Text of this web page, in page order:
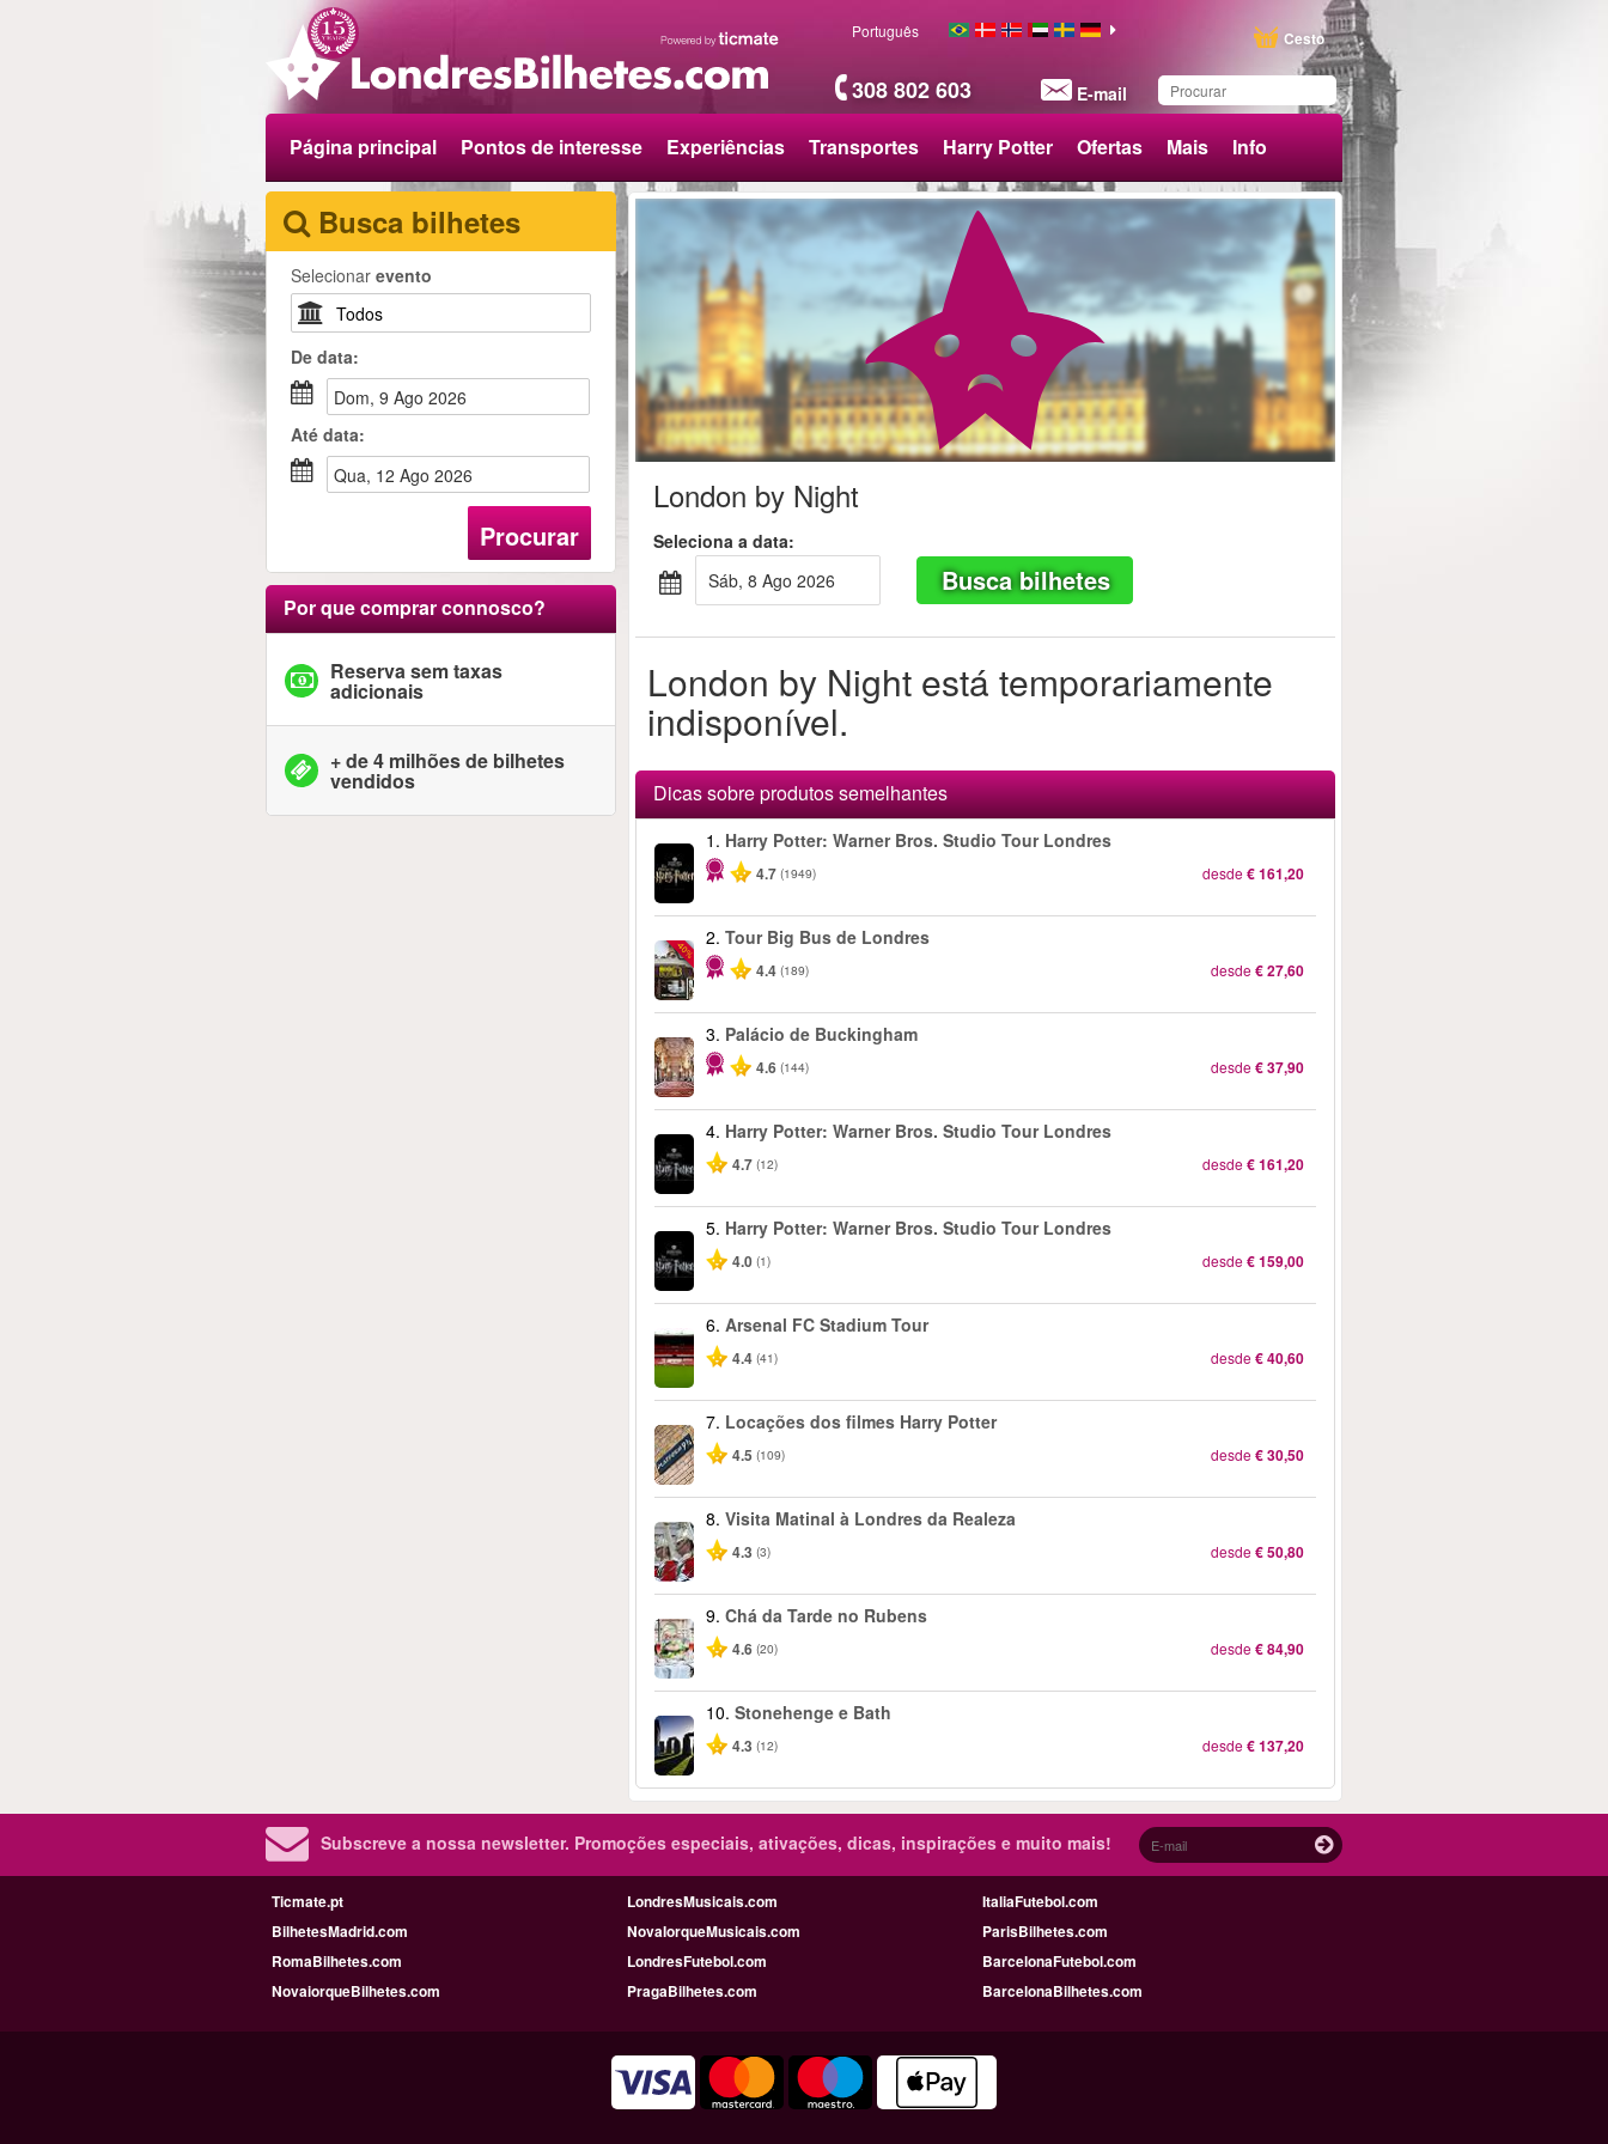
308 802 603 E-mail
Cesto
Português
Página principal Pontos de interesse Experiências Transportes Harry Potter Ofertas Mais Info
Produto salvo na lista de
favoritos
Busca bilhetes
Selecionar evento
De data:
Dom, 9 Ago 2026
Até data:
Qua, 12 Ago 2026
Procurar
Por que comprar connosco?
Reserva sem taxas
adicionais
+ de 4 milhões de bilhetes
vendidos
London by Night
Seleciona a data:
Sáb, 8 Ago 2026
Busca bilhetes
London by Night está temporariamente
indisponível.
Dicas sobre produtos semelhantes
1. Harry Potter: Warner Bros. Studio Tour Londres
4.7 (1949) desde€ 161,20
-40%
2.Tour Big Bus de Londres
4.4 (189) desde€ 27,60
3. Palácio de Buckingham
4.6 (144) desde€ 37,90
4. Harry Potter: Warner Bros. Studio Tour Londres
4.7 (12) desde€ 161,20
5. Harry Potter: Warner Bros. Studio Tour Londres
4.0 (1) desde€ 159,00
6.Arsenal FC Stadium Tour
4.4 (41) desde€ 40,60
7. Locações dos filmes Harry Potter
4.5 (109) desde€ 30,50
8.Visita Matinal à Londres da Realeza
4.3 (3) desde€ 50,80
9.Chá da Tarde no Rubens
4.6 (20) desde€ 84,90
10.Stonehenge e Bath
4.3 (12) desde€ 137,20
Subscreve a nossa newsletter. Promoções especiais, ativações, dicas, inspirações e muito mais!
Ticmate.pt LondresMusicais.com
ItaliaFutebol.com
BilhetesMadrid.com
NovaIorqueMusicais.com
ParisBilhetes.com
RomaBilhetes.com
LondresFutebol.com
BarcelonaFutebol.com
NovaiorqueBilhetes.com
PragaBilhetes.com BarcelonaBilhetes.com